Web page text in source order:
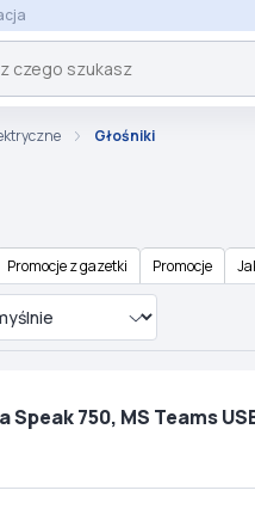
Głośniki
Promocje z gazetki Promocje
Speak 750, MS Teams